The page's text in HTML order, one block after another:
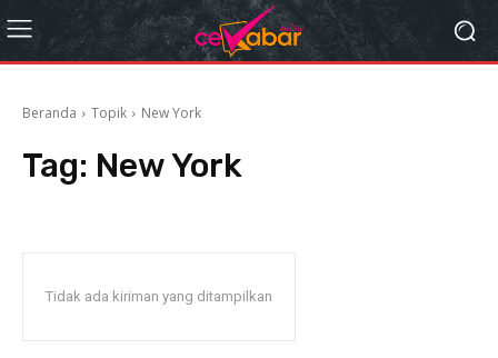
Beranda Topik New York
Tag: New York
Tidak ada kiriman yang ditampilkan